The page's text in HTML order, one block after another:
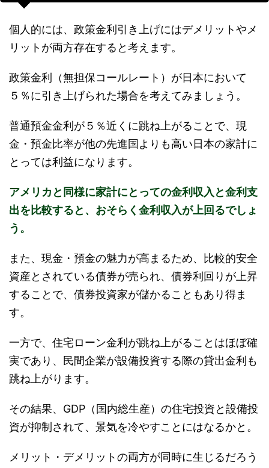
個人的には、政策金利引き上げにはデメリットやメ
リットが両方存在すると考えます。
政策金利（無担保コールレート）が日本において
５％に引き上げられた場合を考えてみましょう。
普通預金金利が５％近くに跳ね上がることで、現
金・預金比率が他の先進国よりも高い日本の家計に
とっては利益になります。
アメリカと同様に家計にとっての金利収入と金利支
出を比較すると、おそらく金利収入が上回るでしょ
う。
また、現金・預金の魅力が高まるため、比較的安全
資産とされている債券が売られ、債券利回りが上昇
することで、債券投資家が儲かることもあり得ま
す。
一方で、住宅ローン金利が跳ね上がることはほぼ確
実であり、民間企業が設備投資する際の貸出金利も
跳ね上がります。
その結果、GDP（国内総生産）の住宅投資と設備投
資が抑制されて、景気を冷やすことにはなるかと。
メリット・デメリットの両方が同時に生じるだろう